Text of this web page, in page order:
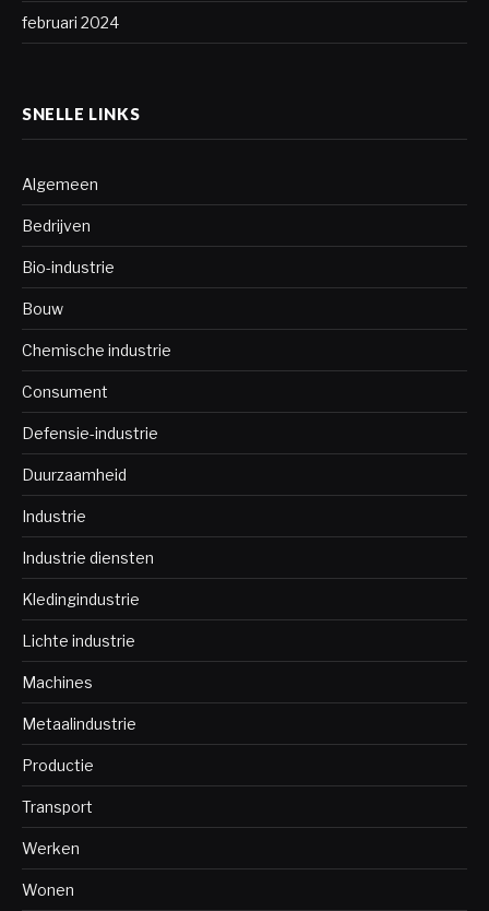
februari 2024
SNELLE LINKS
Algemeen
Bedrijven
Bio-industrie
Bouw
Chemische industrie
Consument
Defensie-industrie
Duurzaamheid
Industrie
Industrie diensten
Kledingindustrie
Lichte industrie
Machines
Metaalindustrie
Productie
Transport
Werken
Wonen